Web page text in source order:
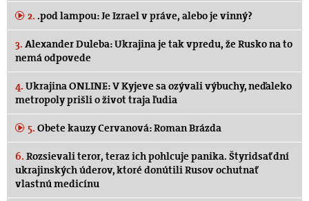
2. .pod lampou: Je Izrael v práve, alebo je vinný?
3. Alexander Duleba: Ukrajina je tak vpredu, že Rusko na to
nemá odpovede
4. Ukrajina ONLINE: V Kyjeve sa ozývali výbuchy, neďaleko
metropoly prišli o život traja ľudia
5. Obete kauzy Cervanová: Roman Brázda
6. Rozsievali teror, teraz ich pohlcuje panika. Štyridsať dní
ukrajinských úderov, ktoré donútili Rusov ochutnať
vlastnú medicínu